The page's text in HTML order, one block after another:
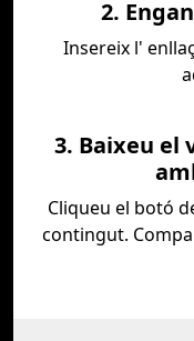
2.
Insereix l'
3. Baixeu el
Cliqueu el botó
contingut.